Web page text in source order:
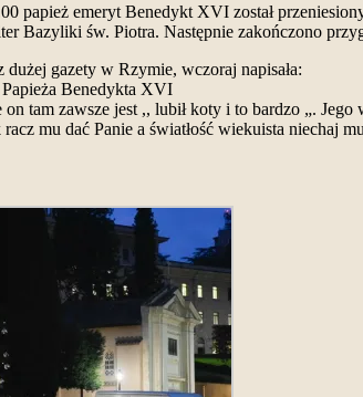
papież emeryt Benedykt XVI został
Bazyliki św. Piotra. Następnie zakończono
dużej gazety w Rzymie, wczoraj napisała:
Papieża Benedykta XVI
tam zawsze jest ,, lubił koty i to bardzo „.
mu dać Panie a światłość wiekuista niechaj